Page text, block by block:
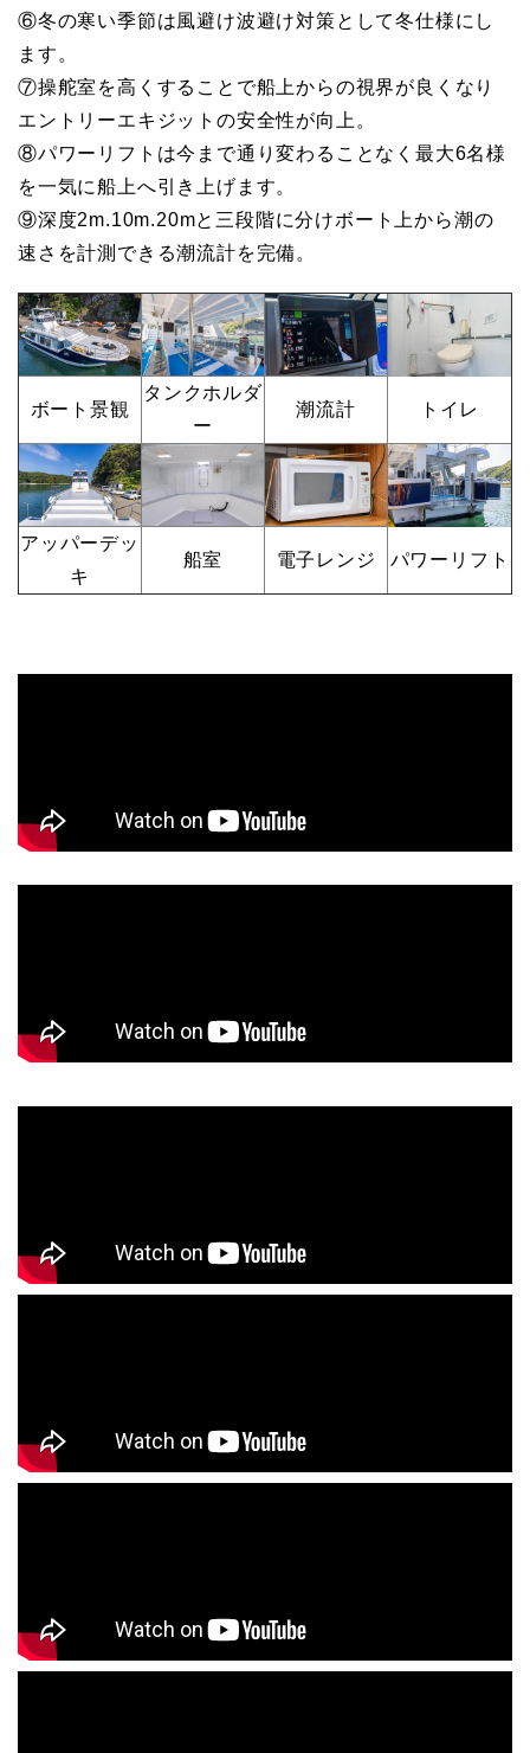
⑥冬の寒い季節は風避け波避け対策として冬仕様にし
ます。
⑦操舵室を高くすることで船上からの視界が良くなり
エントリーエキジットの安全性が向上。
⑧パワーリフトは今まで通り変わることなく最大6名様
を一気に船上へ引き上げます。
⑨深度2m.10m.20mと三段階に分けボート上から潮の
速さを計測できる潮流計を完備。
ボート景観
タンクホルダ
ー
潮流計 トイレ
アッパーデッ
キ
船室 電子レンジ パワーリフト